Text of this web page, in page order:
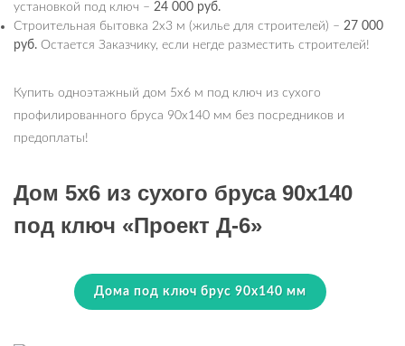
установкой под ключ – 24 000 руб.
Строительная бытовка 2х3 м (жилье для строителей) – 27 000
руб. Остается Заказчику, если негде разместить строителей!
Купить одноэтажный дом 5х6 м под ключ из сухого
профилированного бруса 90х140 мм без посредников и
предоплаты!
Дом 5х6 из сухого бруса 90х140
под ключ «Проект Д-6»
Дома под ключ брус 90х140 мм